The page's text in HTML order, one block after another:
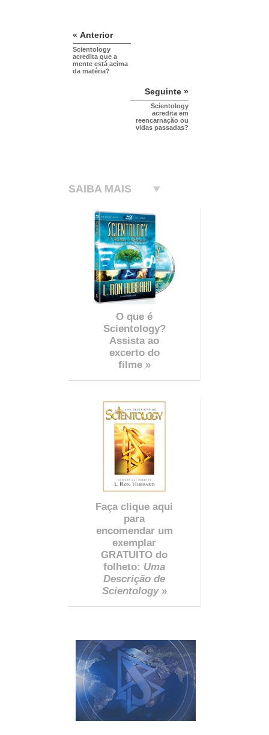
« Anterior
Scientology
acredita que a
mente está acima
da matéria?
Seguinte »
Scientology
acredita em
reencarnação ou
vidas passadas?
SAIBA MAIS
O que é
Scientology?
Assista ao
excerto do
filme »
Faça clique aqui
para
encomendar um
exemplar
GRATUITO do
folheto: Uma
Descrição de
Scientology»